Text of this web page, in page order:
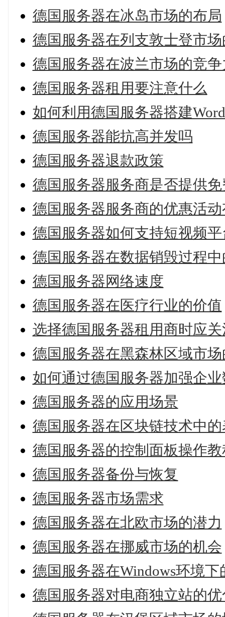
德国服务器在冰岛市场的布局
德国服务器在列支敦士登市
德国服务器在波兰市场的竞争
德国服务器租用要注意什么
如何利用德国服务器搭建
德国服务器能抗高并发吗
德国服务器退款政策
德国服务器服务商是否提供
德国服务器服务商的优惠活
德国服务器如何支持短视频
德国服务器在数据销毁过程
德国服务器网络速度
德国服务器在医疗行业的价值
选择德国服务器租用商时应
德国服务器在黑森林区域市
如何通过德国服务器加强企
德国服务器的应用场景
德国服务器在区块链技术中
德国服务器的控制面板操作教
德国服务器备份与恢复
德国服务器市场需求
德国服务器在北欧市场的潜力
德国服务器在挪威市场的机会
德国服务器在Windows环境下
德国服务器对电商独立站的